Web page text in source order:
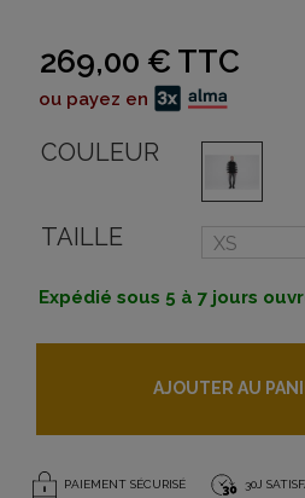
269,00 € TTC
ou payez en
COULEUR
TAILLE
Expédié sous 5 à 7 jours
AJOUTER AU
PAIEMENT SÉCURISÉ 30J